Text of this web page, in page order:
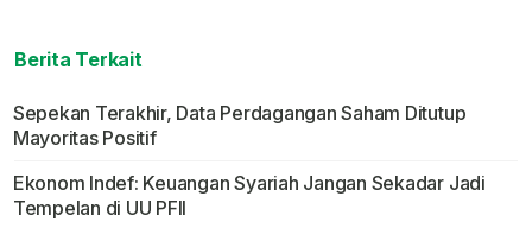
Berita Terkait
Sepekan Terakhir, Data Perdagangan Saham Ditutup
Mayoritas Positif
Ekonom Indef: Keuangan Syariah Jangan Sekadar Jadi
Tempelan di UU PFII